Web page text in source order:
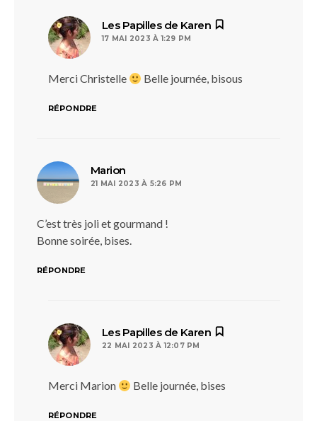
Les Papilles de Karen
17 MAI 2023 À 1:29 PM
Merci Christelle Belle journée, bisous
RÉPONDRE
Marion
21 MAI 2023 À 5:26 PM
C’est très joli et gourmand !
Bonne soirée, bises.
RÉPONDRE
Les Papilles de Karen
22 MAI 2023 À 12:07 PM
Merci Marion Belle journée, bises
RÉPONDRE